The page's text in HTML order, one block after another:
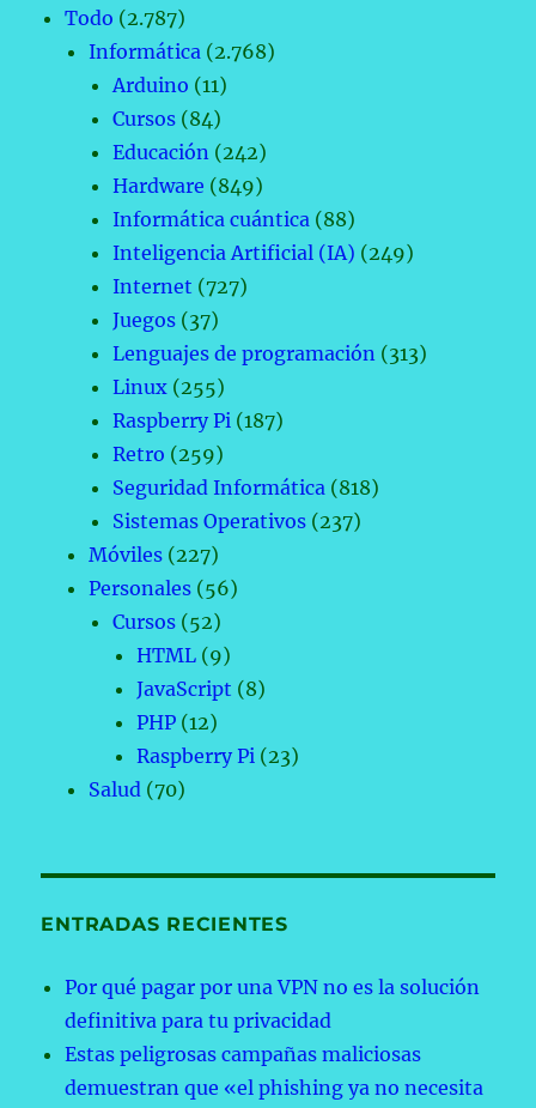
Todo (2.787)
Informática (2.768)
Arduino (11)
Cursos (84)
Educación (242)
Hardware (849)
Informática cuántica (88)
Inteligencia Artificial (IA) (249)
Internet (727)
Juegos (37)
Lenguajes de programación (313)
Linux (255)
Raspberry Pi (187)
Retro (259)
Seguridad Informática (818)
Sistemas Operativos (237)
Móviles (227)
Personales (56)
Cursos (52)
HTML (9)
JavaScript (8)
PHP (12)
Raspberry Pi (23)
Salud (70)
ENTRADAS RECIENTES
Por qué pagar por una VPN no es la solución
definitiva para tu privacidad
Estas peligrosas campañas maliciosas
demuestran que «el phishing ya no necesita